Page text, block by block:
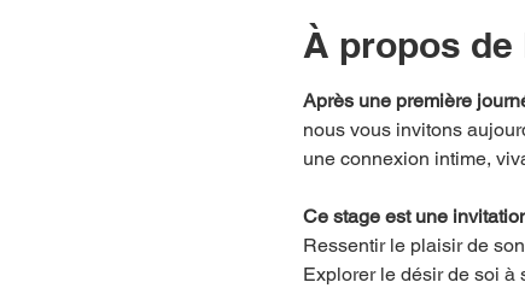
À propos
Après une première
nous vous invitons
une connexion intime,
Ce stage est une
Ressentir le plaisir de
Explorer le désir de soi à